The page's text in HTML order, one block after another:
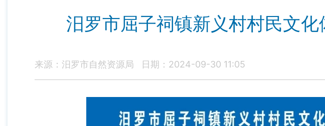
汨罗市屈子祠镇新义村村民文
来源：汨罗市自然资源局 日期：2024-09-30 11:05